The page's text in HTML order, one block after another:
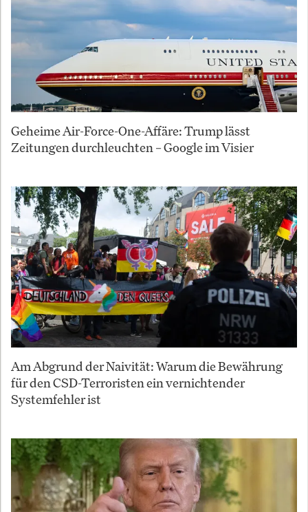
Geheime Air-Force-One-Affäre: Trump lässt
Zeitungen durchleuchten – Google im Visier
Am Abgrund der Naivität: Warum die Bewährung
für den CSD-Terroristen ein vernichtender
Systemfehler ist